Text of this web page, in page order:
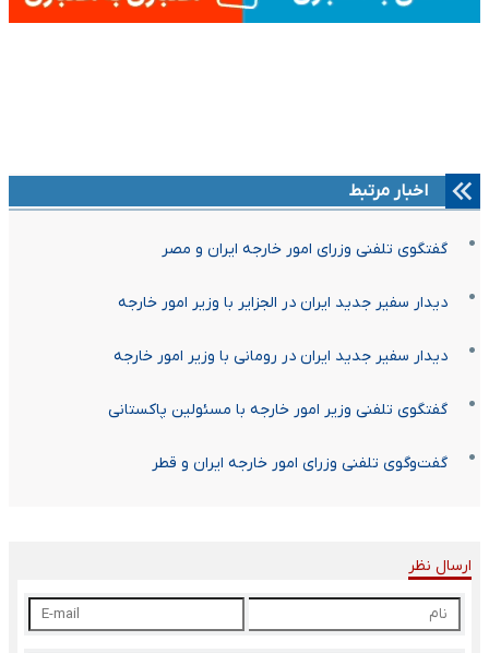
اخبار مرتبط
گفتگوی تلفنی وزرای امور خارجه ایران و مصر
دیدار سفیر جدید ایران در الجزایر با وزیر امور خارجه
دیدار سفیر جدید ایران در رومانی با وزیر امور خارجه
گفتگوی تلفنی وزیر امور خارجه با مسئولین پاکستانی
گفت‌وگوی تلفنی وزرای امور خارجه ایران و قطر
ارسال نظر